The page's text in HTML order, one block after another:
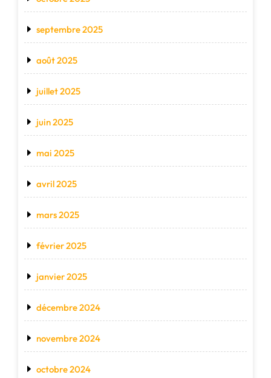
septembre 2025
août 2025
juillet 2025
juin 2025
mai 2025
avril 2025
mars 2025
février 2025
janvier 2025
décembre 2024
novembre 2024
octobre 2024